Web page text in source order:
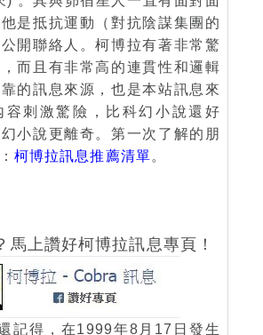
是抵抗運動（對抗陰謀集團的
開聯絡人。柯博拉有著非常驚
而且有非常高的連貫性和邏輯
的訊息來源，也是本站訊息來
容刺激驚險，比科幻小說還好
小說更離奇。第一次了解的朋
柯博拉訊息推薦清單。
馬上讚好柯博拉訊息專頁！
記得，在1999年8月17日發生